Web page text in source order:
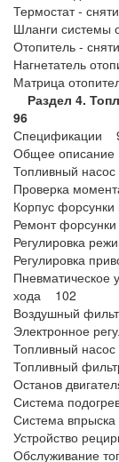
Термостат -
Шланги системы
Отопитель -
Нагнетатель
Матрица
Раздел 4.
96
Спецификации
Общее
Топливный
Проверка
Корпус
Ремонт
Регулировка
Регулировка
Пневматическое
хода 102
Воздушный
Электронное
Топливный
Топливный
Останов
Система
Система
Устройство
Обслуживание